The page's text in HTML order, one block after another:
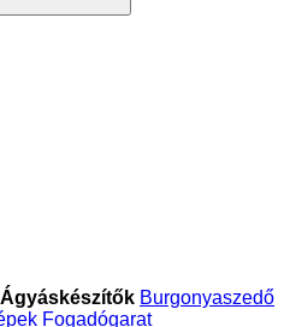
Ágyáskészítők Burgonyaszedő
Fogadógarat